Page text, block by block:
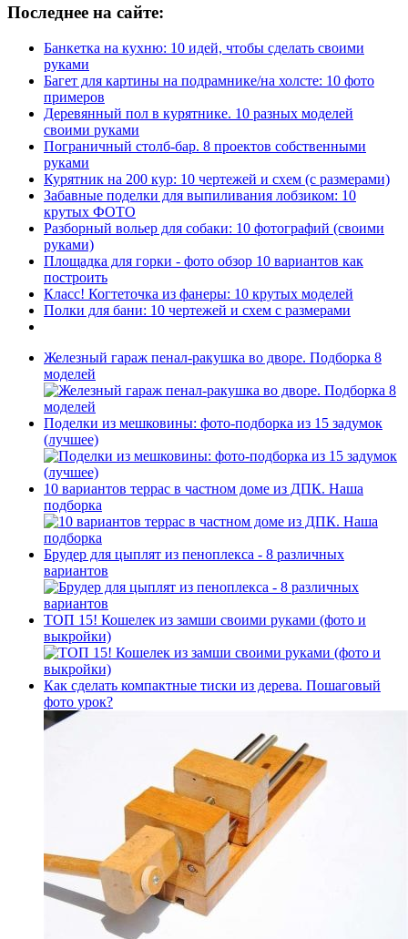
Последнее на сайте:
Банкетка на кухню: 10 идей, чтобы сделать своими
руками
Багет для картины на подрамнике/на холсте: 10 фото
примеров
Деревянный пол в курятнике. 10 разных моделей
своими руками
Пограничный столб-бар. 8 проектов собственными
руками
Курятник на 200 кур: 10 чертежей и схем (с размерами)
Забавные поделки для выпиливания лобзиком: 10
крутых ФОТО
Разборный вольер для собаки: 10 фотографий (своими
руками)
Площадка для горки - фото обзор 10 вариантов как
построить
Класс! Когтеточка из фанеры: 10 крутых моделей
Полки для бани: 10 чертежей и схем с размерами
Железный гараж пенал-ракушка во дворе. Подборка 8
моделей
Поделки из мешковины: фото-подборка из 15 задумок
(лучшее)
10 вариантов террас в частном доме из ДПК. Наша
подборка
Брудер для цыплят из пеноплекса - 8 различных
вариантов
ТОП 15! Кошелек из замши своими руками (фото и
выкройки)
Как сделать компактные тиски из дерева. Пошаговый
фото урок?